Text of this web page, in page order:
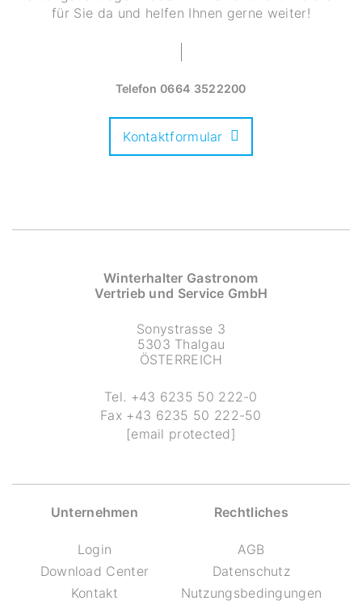
für Sie da und helfen Ihnen gerne weiter!
Telefon0664 3522200
Kontaktformular
Winterhalter Gastronom
Vertrieb und Service GmbH
Sonystrasse 3
5303 Thalgau
ÖSTERREICH
Tel. +43 6235 50 222-0
Fax +43 6235 50 222-50
[email protected]
Unternehmen
Login
Download Center
Kontakt
Rechtliches
AGB
Datenschutz
Nutzungsbedingungen